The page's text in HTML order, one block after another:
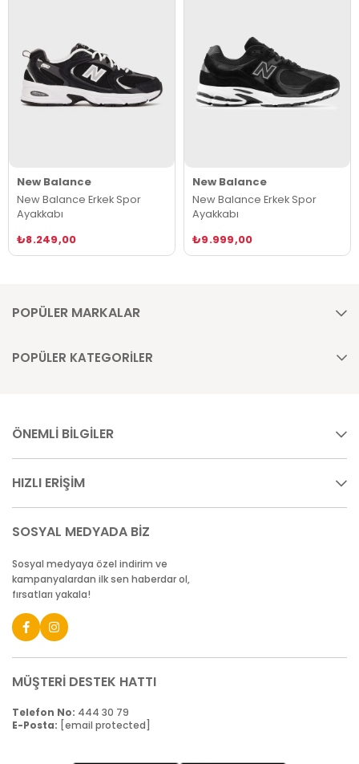
New Balance
New Balance Erkek Spor
Ayakkabı
₺8.249,00
New Balance
New Balance Erkek Spor
Ayakkabı
₺9.999,00
POPÜLER MARKALAR
POPÜLER KATEGORİLER
ÖNEMLİ BİLGİLER
HIZLI ERİŞİM
SOSYAL MEDYADA BİZ
Sosyal medyaya özel indirim ve
kampanyalardan ilk sen haberdar ol,
fırsatları yakala!
MÜŞTERİ DESTEK HATTI
Telefon No: 444 30 79
E-Posta: [email protected]